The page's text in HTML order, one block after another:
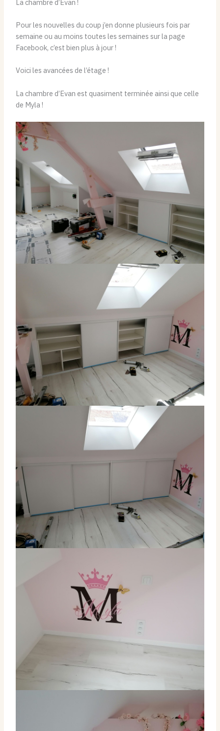
La chambre d’Evan !
Pour les nouvelles du coup j’en donne plusieurs fois par
semaine ou au moins toutes les semaines sur la page
Facebook, c’est bien plus à jour !
Voici les avancées de l’étage !
La chambre d’Evan est quasiment terminée ainsi que celle
de Myla !